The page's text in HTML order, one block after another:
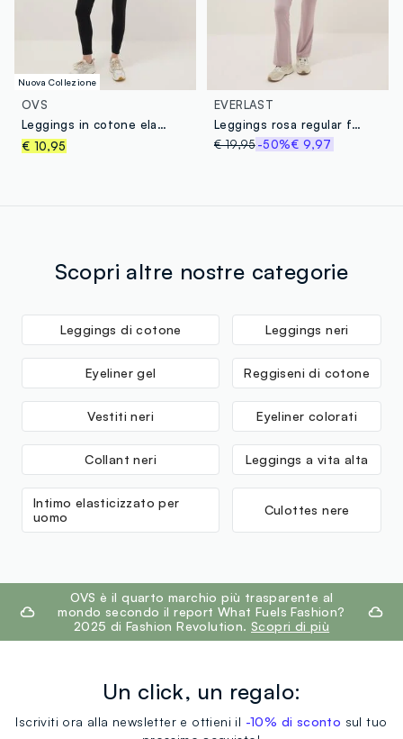
Nuova Collezione
OVS
Leggings in cotone elasticizzato nero slim fit
€ 10,95
EVERLAST
Leggings rosa regular fit con logo Everlast
€ 19,95 -50%€ 9,97
Scopri altre nostre categorie
Leggings di cotone Leggings neri
Eyeliner gel Reggiseni di cotone
Vestiti neri Eyeliner colorati
Collant neri Leggings a vita alta
Intimo elasticizzato per
uomo
Culottes nere
footer.ariatitleOVS è il quarto marchio più trasparente al
mondo secondo il report What Fuels Fashion?
2025 di Fashion Revolution. Scopri di più
Un click, un regalo:
Iscriviti ora alla newsletter e ottieni il -10% di sconto sul tuo